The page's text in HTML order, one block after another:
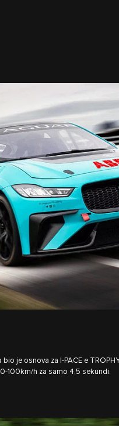
je osnova za I‑PACE e
100km/h za samo 4,5 sekundi.